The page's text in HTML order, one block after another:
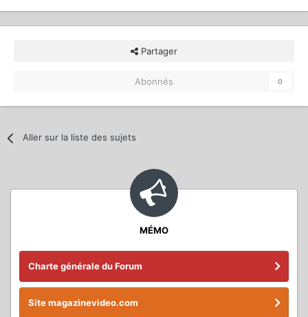
Partager
Abonnés 0
Aller sur la liste des sujets
MÉMO
Charte générale du Forum
Site magazinevideo.com